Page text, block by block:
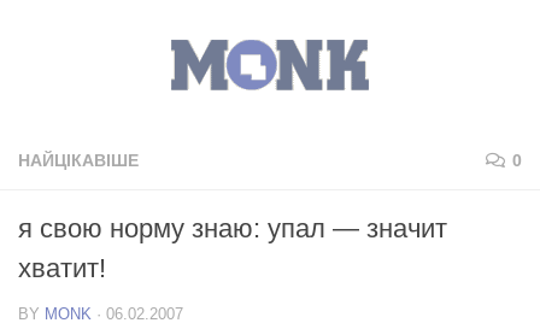
НАЙЦІКАВІШЕ 0
я свою норму знаю: упал — значит
хватит!
BY MONK · 06.02.2007